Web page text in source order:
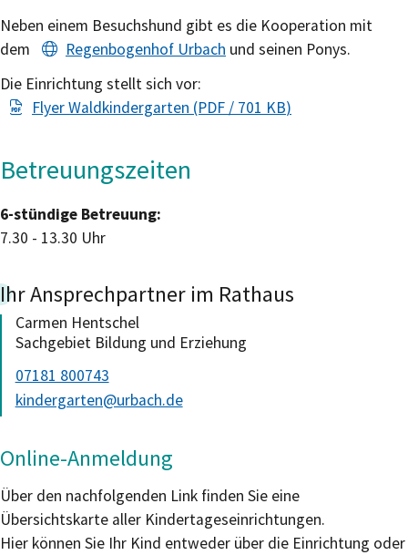
Neben einem Besuchshund gibt es die Kooperation mit
dem
Regenbogenhof Urbach und seinen Ponys.
Die Einrichtung stellt sich vor:
Flyer Waldkindergarten (PDF / 701 KB)
Betreuungszeiten
6-stündige Betreuung:
7.30 - 13.30 Uhr
Ihr Ansprechpartner im Rathaus
Carmen Hentschel
Sachgebiet Bildung und Erziehung
kindergarten@urbach.de
07181 800743
Online-Anmeldung
Über den nachfolgenden Link finden Sie eine
Übersichtskarte aller Kindertageseinrichtungen.
Hier können Sie Ihr Kind entweder über die Einrichtung oder